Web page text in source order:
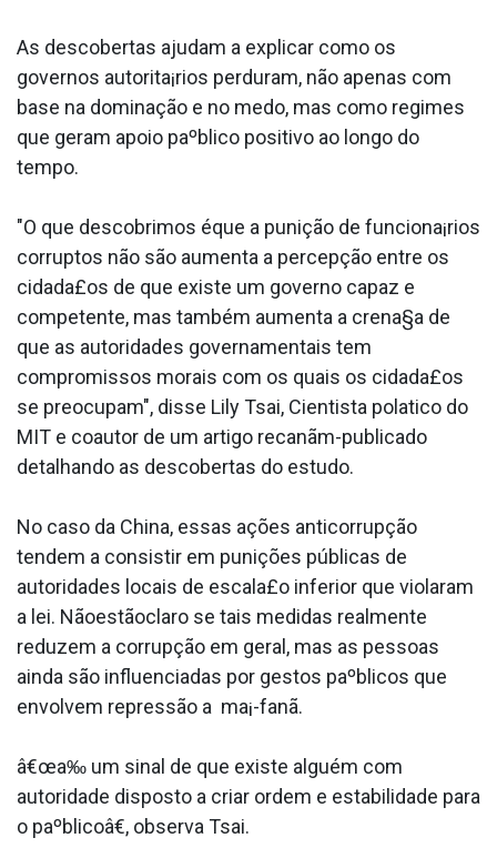
As descobertas ajudam a explicar como os
governos autorita¡rios perduram, não apenas com
base na dominação e no medo, mas como regimes
que geram apoio paºblico positivo ao longo do
tempo.
"O que descobrimos éque a punição de funciona¡rios
corruptos não são aumenta a percepção entre os
cidada£os de que existe um governo capaz e
competente, mas também aumenta a crena§a de
que as autoridades governamentais tem
compromissos morais com os quais os cidada£os
se preocupam", disse Lily Tsai, Cientista pola­tico do
MIT e coautor de um artigo recanãm-publicado
detalhando as descobertas do estudo.
No caso da China, essas ações anticorrupção
tendem a consistir em punições públicas de
autoridades locais de escala£o inferior que violaram
a lei. Nãoestãoclaro se tais medidas realmente
reduzem a corrupção em geral, mas as pessoas
ainda são influenciadas por gestos paºblicos que
envolvem repressão a ma¡-fanã.
â€œa‰ um sinal de que existe alguém com
autoridade disposto a criar ordem e estabilidade para
o paºblicoâ€, observa Tsai.